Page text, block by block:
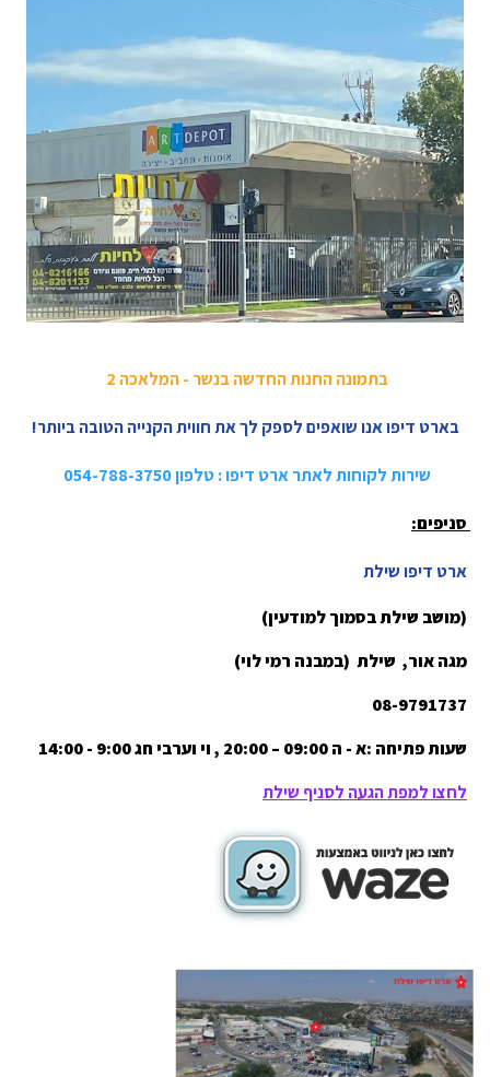
בתמונה החנות החדשה בנשר - המלאכה 2
בארט דיפו אנו שואפים לספק לך את חווית הקנייה הטובה ביותר!
שירות לקוחות לאתר ארט דיפו : טלפון 054-788-3750
סניפים:
ארט דיפו שילת
(מושב שילת בסמוך למודעין)
מגה אור, שילת (במבנה רמי לוי)
שעות פתיחה :א - ה 09:00 – 20:00 , וי וערבי חג 9:00 - 14:00
לחצו למפת הגעה לסניף שילת